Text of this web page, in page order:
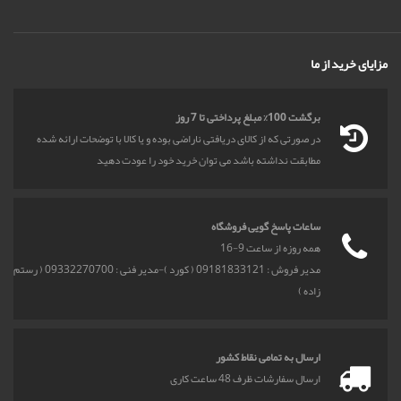
مزایای خرید از ما
برگشت 100% مبلغ پرداختی تا 7 روز
در صورتی که از کالای دریافتی ناراضی بوده و یا کالا با توضحات ارائه شده
مطابقت نداشته باشد می توان خرید خود را عودت دهید
ساعات پاسخ گویی فروشگاه
همه روزه از ساعت 9-16
مدیر فروش : 09181833121 ( کورد )-مدیر فنی : 09332270700 ( رستم
زاده )
ارسال به تمامی نقاط کشور
ارسال سفارشات ظرف 48 ساعت کاری